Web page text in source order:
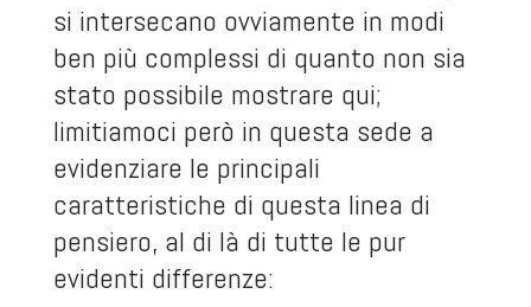
si intersecano ovviamente in modi
ben più complessi di quanto non sia
stato possibile mostrare qui;
limitiamoci però in questa sede a
evidenziare le principali
caratteristiche di questa linea di
pensiero, al di là di tutte le pur
evidenti differenze: